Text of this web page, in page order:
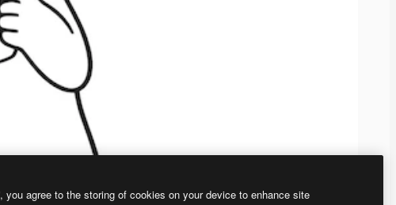
you agree to the storing of cookies on your device to enhance site